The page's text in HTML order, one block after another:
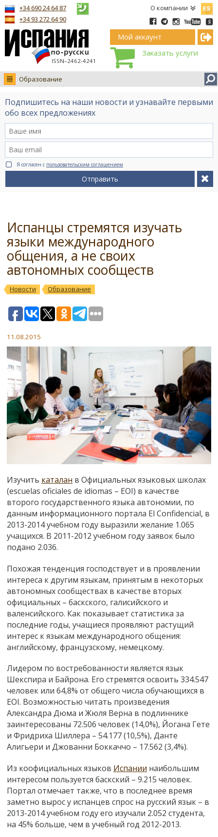
О компании
ISSN–2462-4241
+34 690 24 64 87
+34 93 272 64 90
Мой аккаунт
Заказать услуги
Образование
Новости
Интервью
Видео Ruso.TV
BCN life
Сервис на немецком
Подпишитесь на наши новости и узнавайте первыми
обо всех предложениях
Я согласен с пользовательским соглашением
Отправить
Испанцы стремятся изучать
языки международного
общения, а не своих
автономных сообществ
Новости Образование
11.08.2015
Изучить каталан в Официальных языковых школах
(escuelas oficiales de idiomas – EOI) в качестве
второго государственного языка автономии, по
данным информационного портала El Confidencial, в
2013-2014 учебном году выразили желание 1.065
учащихся. В 2011-2012 учебном году заявок было
подано 2.036.
Похожая тенденция господствует и в проявлении
интереса к другим языкам, принятым в некоторых
автономных сообществах в качестве вторых
официальных – баскского, галисийского и
валенсийского. Как показывает статистика за
последние годы, учащиеся проявляют растущий
интерес к языкам международного общения:
английскому, французскому, немецкому.
Лидером по востребованности является язык
Шекспира и Байрона. Его стремятся освоить 334.547
человек или 64,8% от общего числа обучающихся в
EOI. Возможностью читать произведения
Александра Дюма и Жюля Верна в подлиннике
заинтересованы 72.506 человек (14,0%), Йогана Гете
и Фридриха Шиллера – 54.177 (10,5%), Данте
Алигьери и Джованни Боккаччо – 17.562 (3,4%).
Из коофициальных языков Испании наибольшим
интересом пользуется баскский – 9.215 человек.
Портал отмечает также, что в последнее время
заметно вырос у испанцев спрос на русский язык – в
2013-2014 учебном году его изучали 2.052 студента,
на 45% больше, чем в учебный год 2012-2013.